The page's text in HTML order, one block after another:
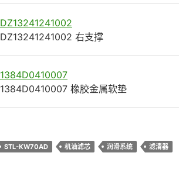
DZ13241241002
DZ13241241002 右支撑
1384D0410007
1384D0410007 橡胶金属软垫
STL-KW70AD 机油滤芯 润滑系统 滤清器